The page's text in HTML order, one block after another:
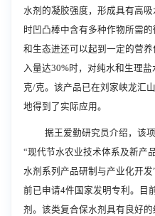
水剂的凝胶强度，形成具有高
时凹凸棒中含有多种作物所需
和生态进还可以起到一定的营
入量达30%时，对纯水和生理
克/克。该产品已在刘家峡龙汇山
地得到了实际应用。
据王爱勤研究员介绍，该
“现代节水农业技术体系及新产
水剂系列产品研制与产业化开
前已申请4件国家发明专利。目
剂。该类复合保水剂具有良好